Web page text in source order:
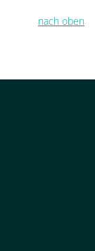
nach oben